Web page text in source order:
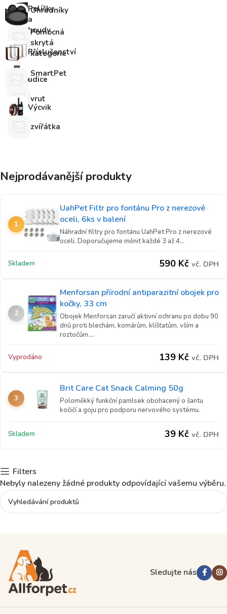
Ohradníky
Pelíšky
a
boudy
Pomocná
skrytá
kategorie
Příslušenství
SmartPet
udice
vrut
Výcvik
zvířátka
Nejprodávanější produkty
1
UahPet Filtr pro fontánu Pro z nerezové
oceli, 6ks v balení
Náhradní filtry pro fontánu UahPet Pro z nerezové
oceli. Doporučujeme měnit každé 3 až 4...
Skladem 590 Kč vč. DPH
2
Menforsan přírodní antiparazitní obojek pro
kočky, 33 cm
Obojek Menforsan zaručí aktivní ochranu po dobu 90
dnů proti blechám, komárům, klíšťatům, vším a
roztočům....
Vyprodáno 139 Kč vč. DPH
3
Brit Care Cat Snack Calming 50g
Poloměkký funkční pamlsek obohacený o šantu
kočičí a goju pro podporu nervového systému.
Skladem 39 Kč vč. DPH
Filters
Nebyly nalezeny žádné produkty odpovídající vašemu výběru.
Sledujte nás